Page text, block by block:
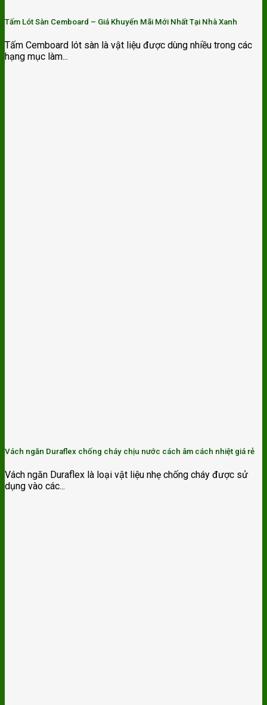
Tấm Lót Sàn Cemboard – Giá Khuyến Mãi Mới Nhất Tại Nhà Xanh
Tấm Cemboard lót sàn là vật liệu được dùng nhiều trong các
hạng mục làm...
Vách ngăn Duraflex chống cháy chịu nước cách âm cách nhiệt giá rẻ
Vách ngăn Duraflex là loại vật liệu nhẹ chống cháy được sử
dụng vào các...